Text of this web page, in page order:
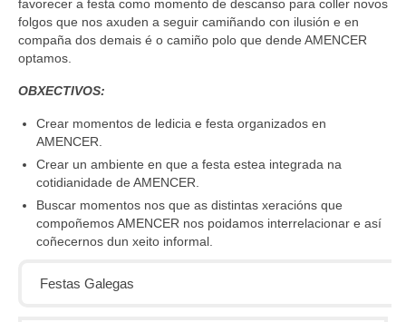
favorecer a festa como momento de descanso para coller novos
folgos que nos axuden a seguir camiñando con ilusión e en
compaña dos demais é o camiño polo que dende AMENCER
optamos.
OBXECTIVOS:
Crear momentos de ledicia e festa organizados en
AMENCER.
Crear un ambiente en que a festa estea integrada na
cotidianidade de AMENCER.
Buscar momentos nos que as distintas xeracións que
compoñemos AMENCER nos poidamos interrelacionar e así
coñecernos dun xeito informal.
Festas Galegas